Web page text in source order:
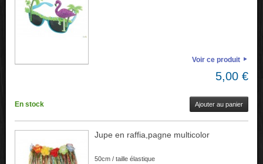
Voir ce produit
5,00 €
En stock Ajouter au panier
Jupe en raffia,pagne multicolor
50cm / taille élastique